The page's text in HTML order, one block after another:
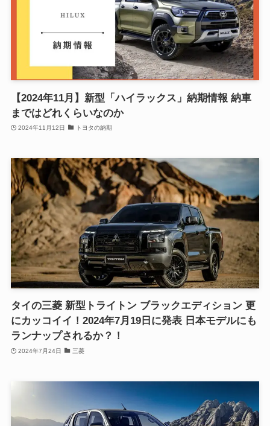
【2024年11月】新型「ハイラックス」納期情報 納車
まではどれくらいなのか
2024年11月12日 トヨタの納期
タイの三菱 新型トライトン ブラックエディション 更
にカッコイイ！2024年7月19日に発表 日本モデルにも
ランナップされるか？！
2024年7月24日 三菱